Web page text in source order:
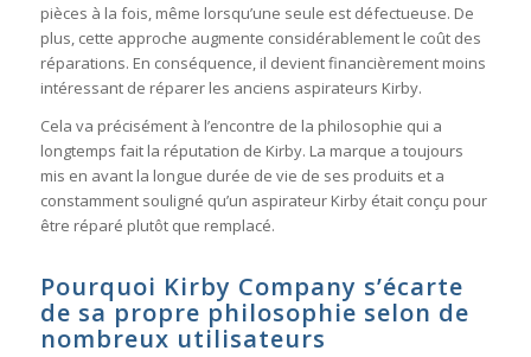
pièces à la fois, même lorsqu’une seule est défectueuse. De
plus, cette approche augmente considérablement le coût des
réparations. En conséquence, il devient financièrement moins
intéressant de réparer les anciens aspirateurs Kirby.
Cela va précisément à l’encontre de la philosophie qui a
longtemps fait la réputation de Kirby. La marque a toujours
mis en avant la longue durée de vie de ses produits et a
constamment souligné qu’un aspirateur Kirby était conçu pour
être réparé plutôt que remplacé.
Pourquoi Kirby Company s’écarte
de sa propre philosophie selon de
nombreux utilisateurs